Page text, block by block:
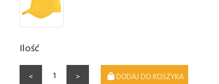
Ilość
< > DODAJ DO KOSZYKA